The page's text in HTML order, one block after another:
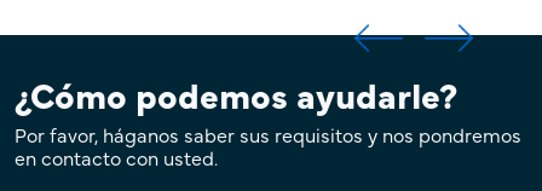
¿Cómo podemos ayudarle?
Por favor, háganos saber sus requisitos y nos pondremos
en contacto con usted.